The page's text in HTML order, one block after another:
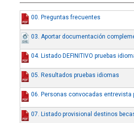
00. Preguntas frecuentes
03. Aportar documentación
04. Listado DEFINITIVO pruebas
05. Resultados pruebas idiomas
06. Personas convocadas entrevista
07. Listado provisional destinos